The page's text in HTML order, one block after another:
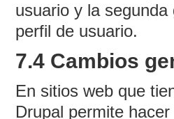
usuario y la
perfil de usuario.
7.4 Cambios
En sitios web que
Drupal permite